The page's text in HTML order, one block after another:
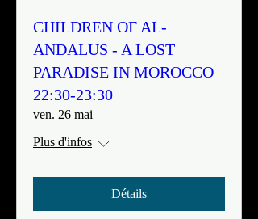
CHILDREN OF AL-
ANDALUS - A LOST
PARADISE IN MOROCCO
22:30-23:30
ven. 26 mai
Plus d'infos
Détails